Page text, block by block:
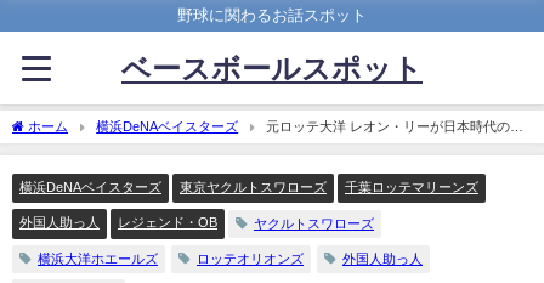
野球に関わるお話スポット
ベースボールスポット
ホーム 横浜DeNAベイスターズ
元ロッテ大洋 レオン・リーが日本時代の思
い出を語る
横浜DeNAベイスターズ 東京ヤクルトスワローズ 千葉ロッテマリーンズ
外国人助っ人 レジェンド・OB ヤクルトスワローズ
横浜大洋ホエールズ ロッテオリオンズ 外国人助っ人